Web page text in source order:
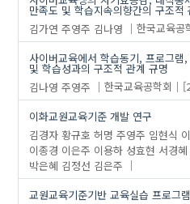
만족도 및 학습지속의향간의 구조적
김가연 주영주 김나영 한국교육공
사이버교육에서 학습동기, 프로그
및 학습성과의 구조적 관계 규명
김나영 주영주 한국교육공학회
이화교원교육기준 개발 연구
김경자 황규호 허명 주영주 임현식
이종경 이은주 이용하 성효현 서경혜
박은혜 김정선 김은주
교원교육기준기반 교육실습 프로그